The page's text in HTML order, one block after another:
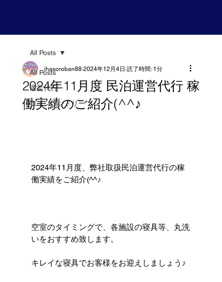
All Posts
運営代行
コインランドリー
All Posts
2024年11月度 民泊運営代行 稼
働実績のご紹介(^^♪
ihasoroban88 2024年12月4日 読了時間: 1分
2024年11月度、弊社取扱民泊運営代行の稼
働実績をご紹介(^^♪
空室のタイミングで、各施設の寝具等、丸洗
いをおすすめ致します。
キレイな寝具でお客様をお迎えしましょう♪